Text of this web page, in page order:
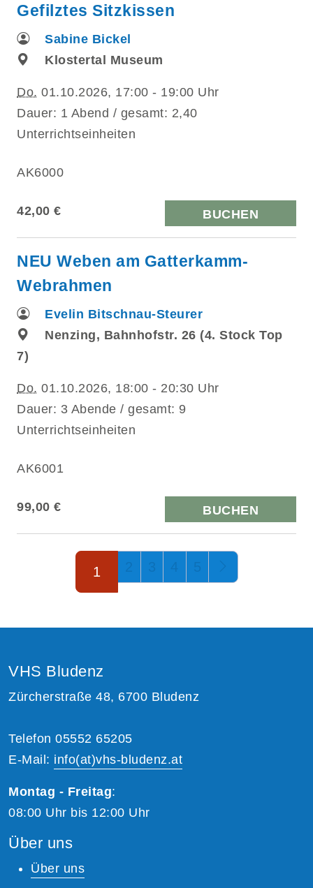
Gefilztes Sitzkissen
Sabine Bickel
Klostertal Museum
Do. 01.10.2026, 17:00 - 19:00 Uhr
Dauer: 1 Abend / gesamt: 2,40
Unterrichtseinheiten
AK6000
42,00 € BUCHEN
NEU Weben am Gatterkamm-
Webrahmen
Evelin Bitschnau-Steurer
Nenzing, Bahnhofstr. 26 (4. Stock Top
7)
Do. 01.10.2026, 18:00 - 20:30 Uhr
Dauer: 3 Abende / gesamt: 9
Unterrichtseinheiten
AK6001
99,00 € BUCHEN
Seite 1 von 5
1 2 3 4 5
VHS Bludenz
Zürcherstraße 48, 6700 Bludenz
Telefon 05552 65205
E-Mail: info(at)vhs-bludenz.at
Montag - Freitag:
08:00 Uhr bis 12:00 Uhr
Über uns
Über uns